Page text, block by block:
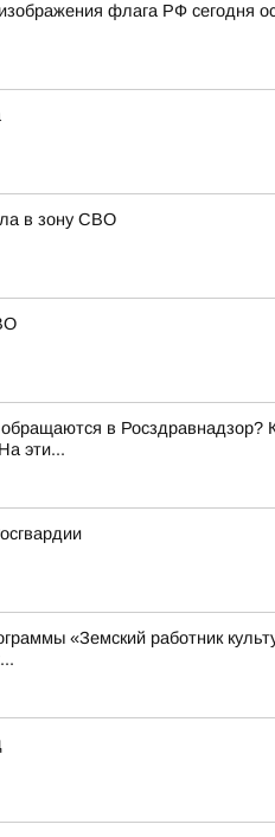
флага РФ сегодня
в зону СВО
в Росздравнадзор?
эти...
«Земский работник